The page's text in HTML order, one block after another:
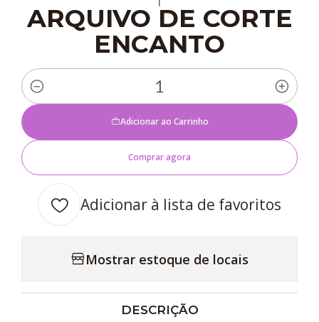
ARQUIVO DE CORTE
ENCANTO
Quantidade
Adicionar ao Carrinho
Comprar agora
Adicionar à lista de favoritos
Mostrar estoque de locais
DESCRIÇÃO